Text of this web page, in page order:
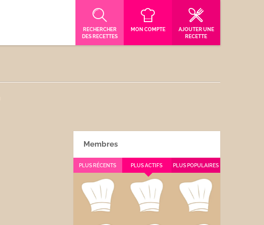
RECHERCHER
DES RECETTES
MON COMPTE
AJOUTER UNE
RECETTE
Membres
PLUS RÉCENTS PLUS ACTIFS PLUS POPULAIRES